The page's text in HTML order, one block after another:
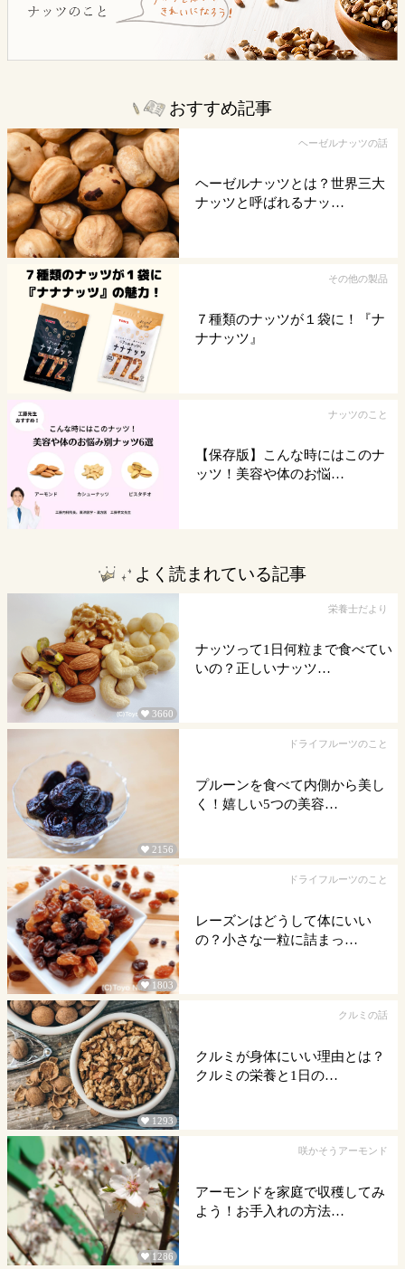
おすすめ記事
ヘーゼルナッツの話
ヘーゼルナッツとは？世界三大
ナッツと呼ばれるナッ…
その他の製品
７種類のナッツが１袋に！『ナ
ナナッツ』
ナッツのこと
【保存版】こんな時にはこのナ
ッツ！美容や体のお悩…
よく読まれている記事
 3660
栄養士だより
ナッツって1日何粒まで食べてい
いの？正しいナッツ…
 2156
ドライフルーツのこと
プルーンを食べて内側から美し
く！嬉しい5つの美容…
 1803
ドライフルーツのこと
レーズンはどうして体にいい
の？小さな一粒に詰まっ…
 1293
クルミの話
クルミが身体にいい理由とは？
クルミの栄養と1日の…
 1286
咲かそうアーモンド
アーモンドを家庭で収穫してみ
よう！お手入れの方法…